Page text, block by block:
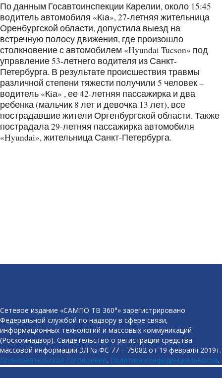
По данным Госавтоинспекции Карелии, около 15:45
водитель автомобиля «Кiа», 27-летняя жительница
Оренбургской области, допустила выезд на
встречную полосу движения, где произошло
столкновение с автомобилем «Hyundai Tucson» под
управление 53-летнего водителя из Санкт-
Петербурга. В результате происшествия травмы
различной степени тяжести получили 5 человек –
водитель «Кiа» , ее 42-летняя пассажирка и два
ребенка (мальчик 8 лет и девочка 13 лет), все
пострадавшие жители Оргенбургской области. Также
пострадала 29-летняя пассажирка автомобиля
«Hyundai», жительница Санкт-Петербурга.
Сетевое издание «САМПО ТВ 360°» зарегистрировано
Федеральной службой по надзору в сфере связи,
информационных технологий и массовых коммуникаций
(Роскомнадзор). Свидетельство о регистрации средства
массовой информации ЭЛ № ФС 77 – 75082 от 19 февраля 2019 г.
Пользовательское соглашение. Политика конфиденциальности.